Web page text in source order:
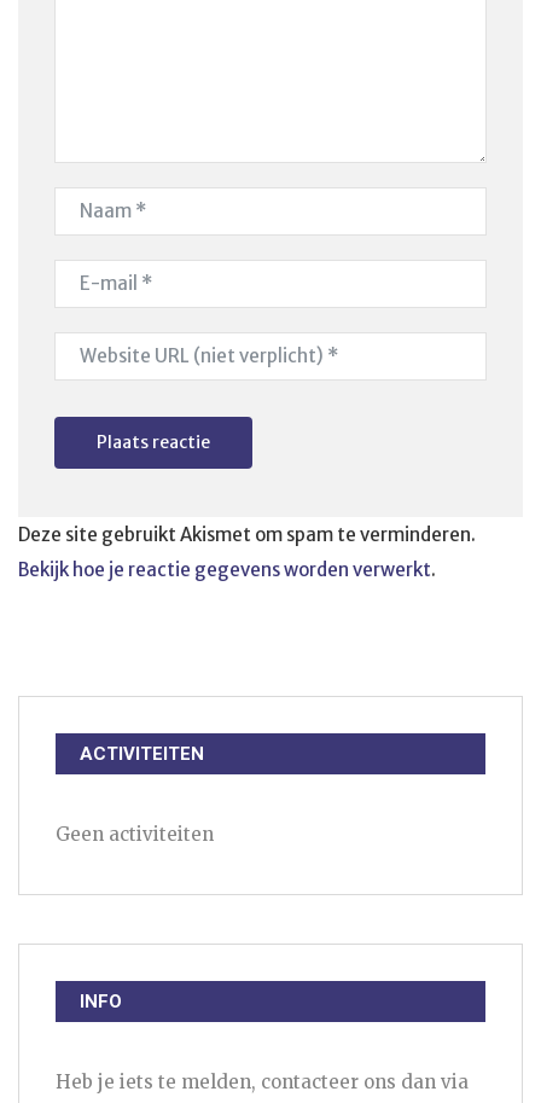
Deze site gebruikt Akismet om spam te verminderen.
Bekijk hoe je reactie gegevens worden verwerkt.
ACTIVITEITEN
Geen activiteiten
INFO
Heb je iets te melden, contacteer ons dan via